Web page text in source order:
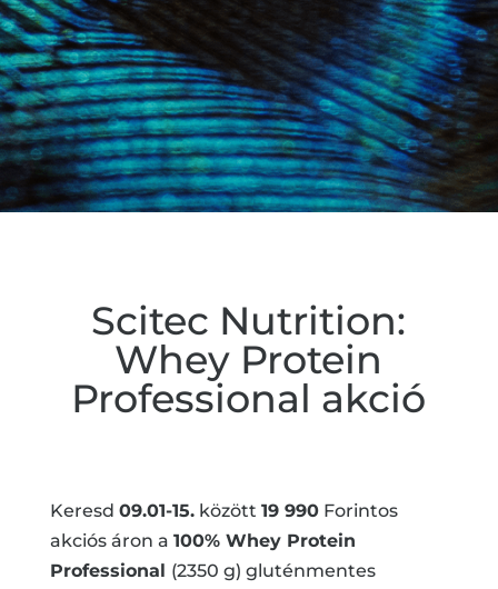
Scitec Nutrition:
Whey Protein
Professional akció
Keresd 09.01-15.között 19 990Forintos
akciós áron a 100% Whey Protein
Professional (2350 g) gluténmentes